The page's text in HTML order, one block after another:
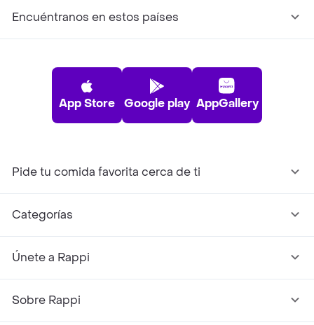
Encuéntranos en estos países
App Store Google play AppGallery
Pide tu comida favorita cerca de ti
Categorías
Únete a Rappi
Sobre Rappi